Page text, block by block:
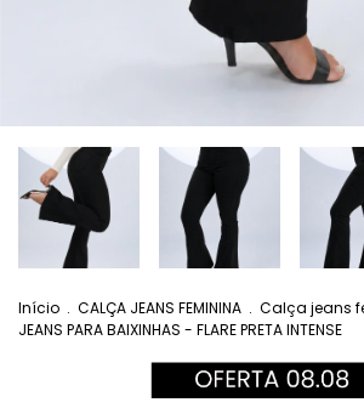
Início . CALÇA JEANS FEMININA . Calça jeans
JEANS PARA BAIXINHAS - FLARE PRETA INTENSE